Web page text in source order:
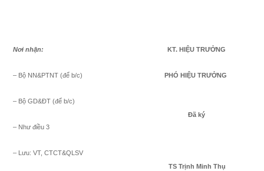
Nơi nhận:
– Bộ NN&PTNT (để b/c)
– Bộ GD&ĐT (để b/c)
– Như điều 3
– Lưu: VT, CTCT&QLSV
KT. HIỆU TRƯỞNG
PHÓ HIỆU TRƯỞNG
Đã ký
TS Trịnh Minh Thụ